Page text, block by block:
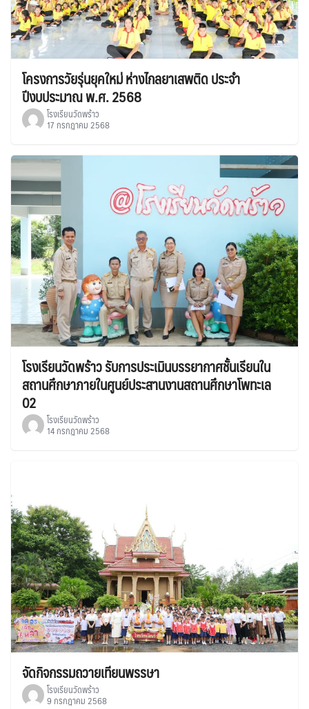
โครงการวัยรุ่นยุคใหม่ ห่างไกลยาเสพติด ประจำ
ปีงบประมาณ พ.ศ. 2568
โรงเรียนวัดพร้าว
17 กรกฎาคม 2568
โรงเรียนวัดพร้าว รับการประเมินบรรยากาศชั้นเรียนใน
สถานศึกษาภายในศูนย์ประสานงานสถานศึกษาโพทะเล
02
โรงเรียนวัดพร้าว
14 กรกฎาคม 2568
จัดกิจกรรมถวายเทียนพรรษา
โรงเรียนวัดพร้าว
9 กรกฎาคม 2568